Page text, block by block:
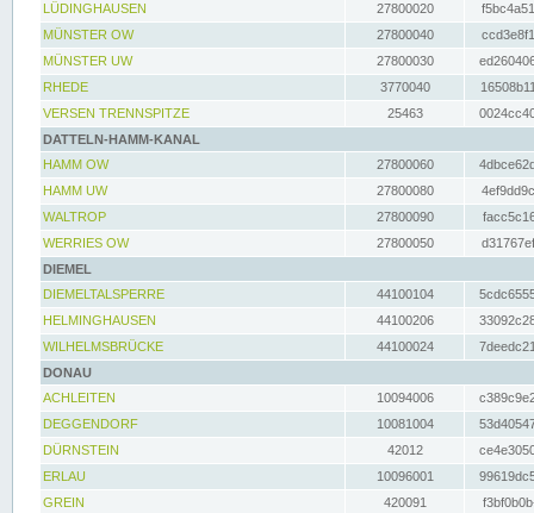
LÜDINGHAUSEN
27800020
MÜNSTER OW
27800040
MÜNSTER UW
27800030
RHEDE
3770040
VERSEN TRENNSPITZE
25463
DATTELN-HAMM-KANAL
HAMM OW
27800060
HAMM UW
27800080
WALTROP
27800090
WERRIES OW
27800050
DIEMEL
DIEMELTALSPERRE
44100104
HELMINGHAUSEN
44100206
WILHELMSBRÜCKE
44100024
DONAU
ACHLEITEN
10094006
DEGGENDORF
10081004
DÜRNSTEIN
42012
ERLAU
10096001
GREIN
420091